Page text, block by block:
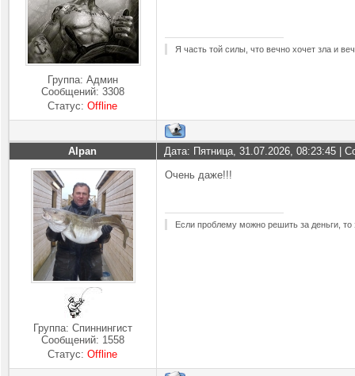
Группа: Админ
Сообщений: 3308
Статус:Offline
Я часть той силы, что вечно хочет зла и
Alpan Дата: Пятница, 31.07.2026, 08:23:45 |
Группа: Спиннингист
Сообщений: 1558
Статус:Offline
Очень даже!!!
Если проблему можно решить за деньги,